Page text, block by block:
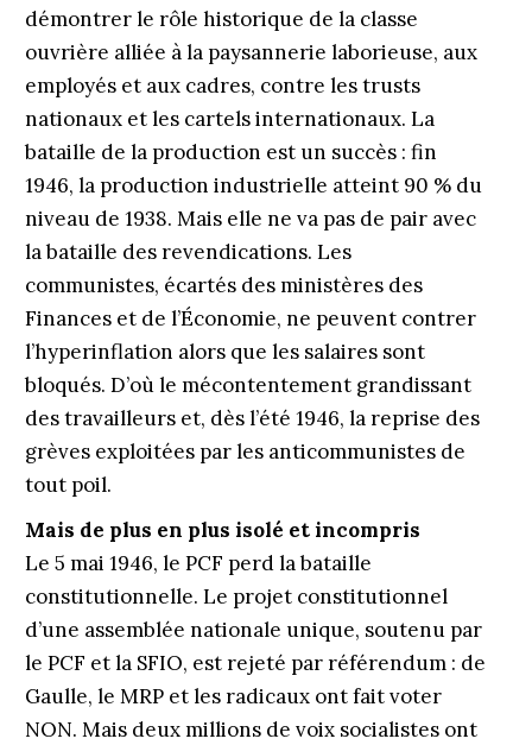
démontrer le rôle historique de la classe
ouvrière alliée à la paysannerie laborieuse, aux
employés et aux cadres, contre les trusts
nationaux et les cartels internationaux. La
bataille de la production est un succès : fin
1946, la production industrielle atteint 90 % du
niveau de 1938. Mais elle ne va pas de pair avec
la bataille des revendications. Les
communistes, écartés des ministères des
Finances et de l’Économie, ne peuvent contrer
l’hyperinflation alors que les salaires sont
bloqués. D’où le mécontentement grandissant
des travailleurs et, dès l’été 1946, la reprise des
grèves exploitées par les anticommunistes de
tout poil.
Mais de plus en plus isolé et incompris
Le 5 mai 1946, le PCF perd la bataille
constitutionnelle. Le projet constitutionnel
d’une assemblée nationale unique, soutenu par
le PCF et la SFIO, est rejeté par référendum : de
Gaulle, le MRP et les radicaux ont fait voter
NON. Mais deux millions de voix socialistes ont